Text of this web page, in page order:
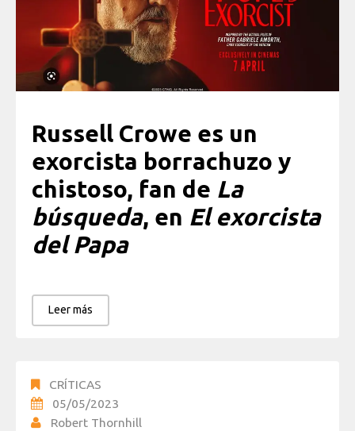
Russell Crowe es un
exorcista borrachuzo y
chistoso, fan de La
búsqueda, en El exorcista
del Papa
Leer más
CRÍTICAS
05/05/2023
Robert Thornhill